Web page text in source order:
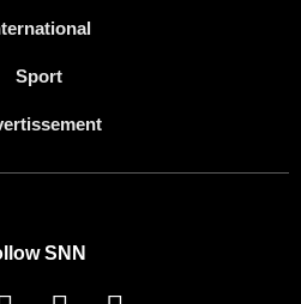
Sport
SNN